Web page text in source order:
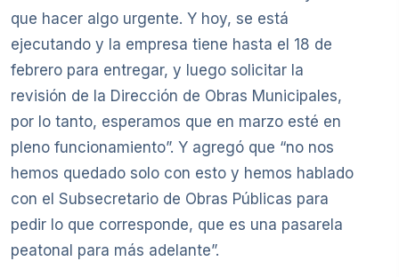
que hacer algo urgente. Y hoy, se está
ejecutando y la empresa tiene hasta el 18 de
febrero para entregar, y luego solicitar la
revisión de la Dirección de Obras Municipales,
por lo tanto, esperamos que en marzo esté en
pleno funcionamiento”. Y agregó que “no nos
hemos quedado solo con esto y hemos hablado
con el Subsecretario de Obras Públicas para
pedir lo que corresponde, que es una pasarela
peatonal para más adelante”.